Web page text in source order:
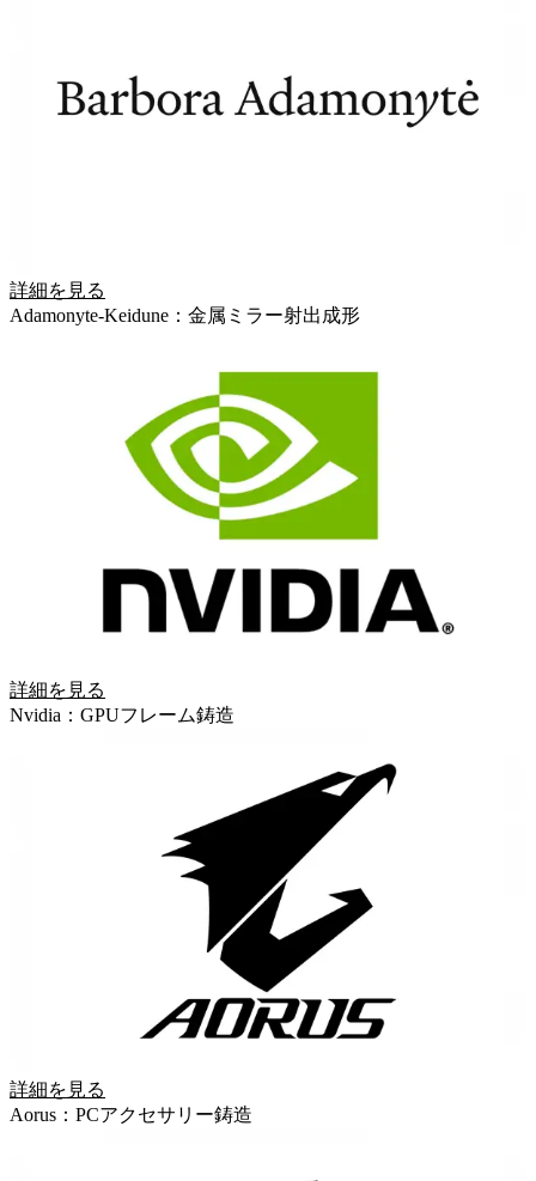
詳細を見る
Adamonyte-Keidune：金属ミラー射出成形
詳細を見る
Nvidia：GPUフレーム鋳造
詳細を見る
Aorus：PCアクセサリー鋳造